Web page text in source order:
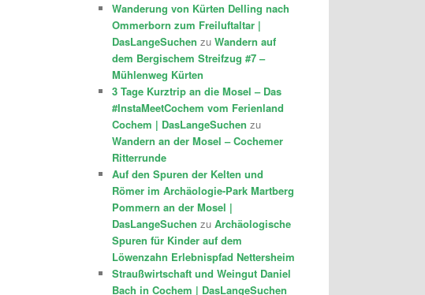
Wanderung von Kürten Delling nach
Ommerborn zum Freiluftaltar |
DasLangeSuchen zu Wandern auf
dem Bergischem Streifzug #7 –
Mühlenweg Kürten
3 Tage Kurztrip an die Mosel – Das
#InstaMeetCochem vom Ferienland
Cochem | DasLangeSuchen zu
Wandern an der Mosel – Cochemer
Ritterrunde
Auf den Spuren der Kelten und
Römer im Archäologie-Park Martberg
Pommern an der Mosel |
DasLangeSuchen zu Archäologische
Spuren für Kinder auf dem
Löwenzahn Erlebnispfad Nettersheim
Straußwirtschaft und Weingut Daniel
Bach in Cochem | DasLangeSuchen